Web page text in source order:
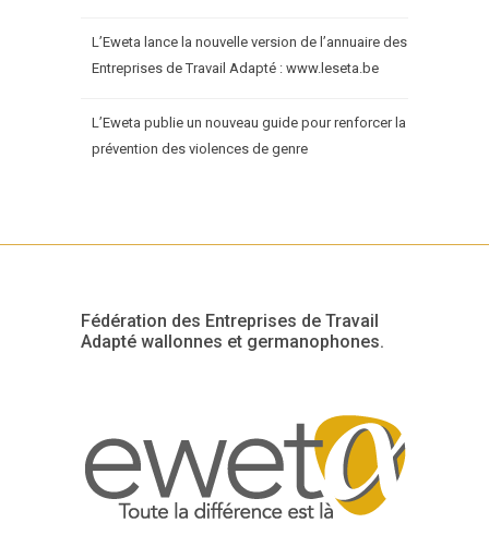
L’Eweta lance la nouvelle version de l’annuaire des
Entreprises de Travail Adapté : www.leseta.be
L’Eweta publie un nouveau guide pour renforcer la
prévention des violences de genre
Fédération des Entreprises de Travail
Adapté wallonnes et germanophones.